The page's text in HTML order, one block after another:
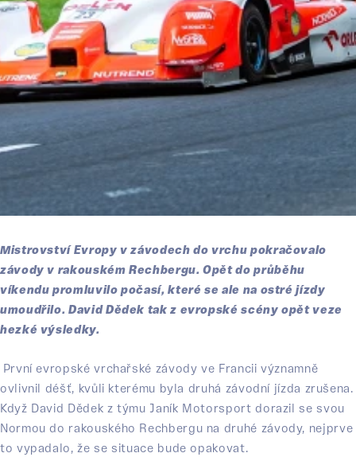
Mistrovství Evropy v závodech do vrchu pokračovalo
závody v rakouském Rechbergu. Opět do průběhu
víkendu promluvilo počasí, které se ale na ostré jízdy
umoudřilo. David Dědek tak z evropské scény opět veze
hezké výsledky.
První evropské vrchařské závody ve Francii významně
ovlivnil déšť, kvůli kterému byla druhá závodní jízda zrušena.
Když David Dědek z týmu Janík Motorsport dorazil se svou
Normou do rakouského Rechbergu na druhé závody, nejprve
to vypadalo, že se situace bude opakovat.